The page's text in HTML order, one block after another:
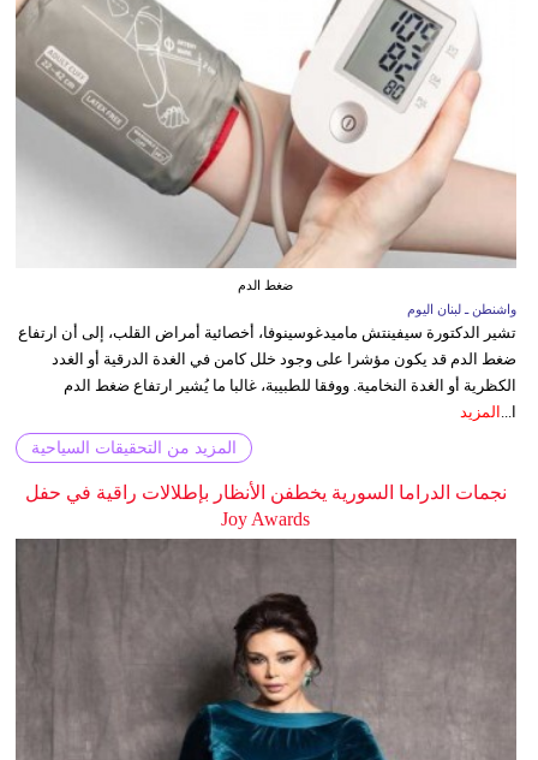
ضغط الدم
واشنطن ـ لبنان اليوم
تشير الدكتورة سيفينتش ماميدغوسينوفا، أخصائية أمراض القلب، إلى أن ارتفاع
ضغط الدم قد يكون مؤشرا على وجود خلل كامن في الغدة الدرقية أو الغدد
الكظرية أو الغدة النخامية. ووفقا للطبيبة، غالبا ما يُشير ارتفاع ضغط الدم
ا...
المزيد
المزيد من التحقيقات السياحية
نجمات الدراما السورية يخطفن الأنظار بإطلالات راقية في حفل
Joy Awards